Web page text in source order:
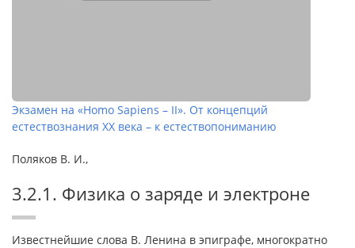
Экзамен на «Homo Sapiens – II». От концепций
естествознания ХХ века – к естествопониманию
Поляков В. И.,
3.2.1. Физика о заряде и электроне
Известнейшие слова В. Ленина в эпиграфе, многократно